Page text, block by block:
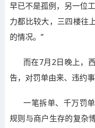
早已不是孤例，另一位
力都比较大，三四楼往
的情况。”
而在7月2日晚上，
告，对罚单由来、违约
一笔拆单、千万罚
规则与商户生存的复杂